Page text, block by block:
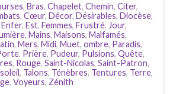
, Bras, Chapelet, Chemin, Citer,
, Cœur, Décor, Désirables, Diocèse,
Enfer, Est, Femmes, Frustré, Jour,
, Mains, Maisons, Malfamés,
, Mers, Midi, Muet, ombre, Paradis,
, Prière, Pudeur, Pulsions, Quête,
, Rouge, Saint-Nicolas, Saint-Patron,
soleil, Talons, Ténèbres, Tentures, Terre,
, Voyeurs, Zénith